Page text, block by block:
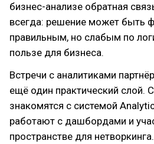
бизнес-анализе обратная
всегда: решение может быть
правильным, но слабым по
пользе для бизнеса.
Встречи с аналитиками
ещё один практический слой.
знакомятся с системой
работают с дашбордами и
пространстве для